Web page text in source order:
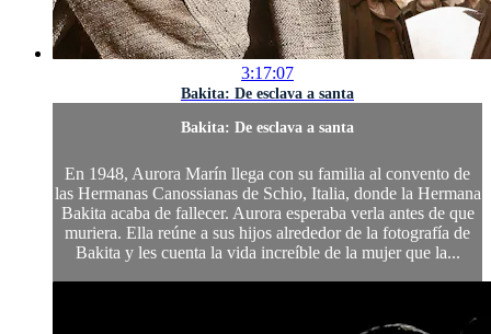
3:17:07
Bakita: De esclava a santa
Bakita: De esclava a santa
En 1948, Aurora Marín llega con su familia al convento de
las Hermanas Canossianas de Schio, Italia, donde la Hermana
Bakita acaba de fallecer. Aurora esperaba verla antes de que
muriera. Ella reúne a sus hijos alrededor de la fotografía de
Bakita y les cuenta la vida increíble de la mujer que la...